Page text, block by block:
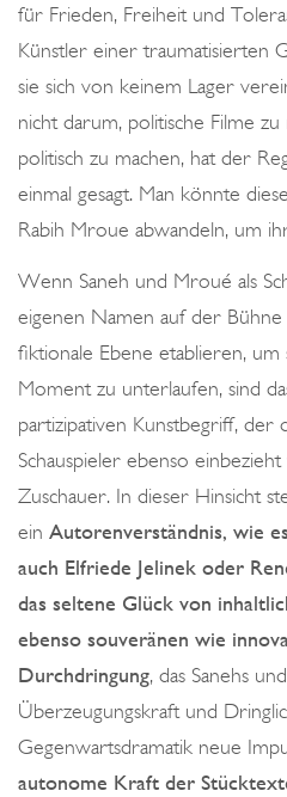
für Frieden, Freiheit und
Künstler einer traumatisierten
sie sich von keinem Lager
nicht darum, politische Filme
politisch zu machen, hat der
einmal gesagt. Man könnte
Rabih Mroue abwandeln, um
Wenn Saneh und Mroué als
eigenen Namen auf der
fiktionale Ebene etablieren, um
Moment zu unterlaufen, sind
partizipativen Kunstbegriff, der
Schauspieler ebenso
Zuschauer. In dieser Hinsicht
ein Autorenverständnis, wie
auch Elfriede Jelinek oder
das seltene Glück von
ebenso souveränen wie
Durchdringung, das Sanehs
Überzeugungskraft und
Gegenwartsdramatik neue
autonome Kraft der